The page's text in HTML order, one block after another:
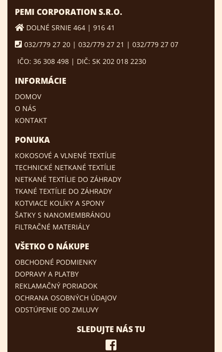
PEMI CORPORATION S.R.O.
DOLNÉ SRNIE 464 | 916 41
032/779 27 20 | 032/779 27 21 | 032/779 27 07
IČO: 36 308 498 | DIČ: SK 202 018 2230
INFORMÁCIE
DOMOV
O NÁS
KONTAKT
PONUKA
KOKOSOVÉ A VLNENÉ TEXTÍLIE
TECHNICKÉ NETKANÉ TEXTÍLIE
NETKANÉ TEXTÍLIE DO ZÁHRADY
TKANÉ TEXTÍLIE DO ZÁHRADY
KOTVIACE KOLÍKY A SPONY
ŠATKY S NANOMEMBRÁNOU
FILTRAČNÉ MATERIÁLY
VŠETKO O NÁKUPE
OBCHODNÉ PODMIENKY
DOPRAVY A PLATBY
REKLAMAČNÝ PORIADOK
OCHRANA OSOBNÝCH ÚDAJOV
ODSTÚPENIE OD ZMLUVY
SLEDUJTE NÁS TU